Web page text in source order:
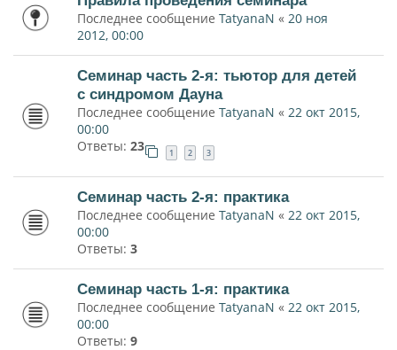
Последнее сообщение TatyanaN « 20 ноя
2012, 00:00
Семинар часть 2-я: тьютор для детей
с синдромом Дауна
Последнее сообщение TatyanaN « 22 окт 2015,
00:00
Ответы: 23 1 2 3
Семинар часть 2-я: практика
Последнее сообщение TatyanaN « 22 окт 2015,
00:00
Ответы: 3
Семинар часть 1-я: практика
Последнее сообщение TatyanaN « 22 окт 2015,
00:00
Ответы: 9